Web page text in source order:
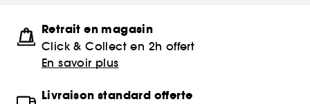
Retrait en magasin
Click & Collect en 2h offert
En savoir plus
Livraison standard offerte